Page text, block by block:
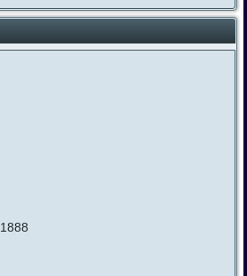
1888